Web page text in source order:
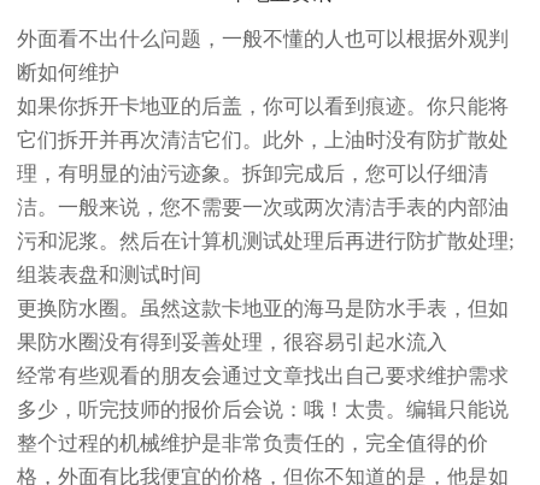
外面看不出什么问题，一般不懂的人也可以根据外观判
断如何维护
如果你拆开卡地亚的后盖，你可以看到痕迹。你只能将
它们拆开并再次清洁它们。此外，上油时没有防扩散处
理，有明显的油污迹象。拆卸完成后，您可以仔细清
洁。一般来说，您不需要一次或两次清洁手表的内部油
污和泥浆。然后在计算机测试处理后再进行防扩散处理;
组装表盘和测试时间
更换防水圈。虽然这款卡地亚的海马是防水手表，但如
果防水圈没有得到妥善处理，很容易引起水流入
经常有些观看的朋友会通过文章找出自己要求维护需求
多少，听完技师的报价后会说：哦！太贵。编辑只能说
整个过程的机械维护是非常负责任的，完全值得的价
格，外面有比我便宜的价格，但你不知道的是，他是如